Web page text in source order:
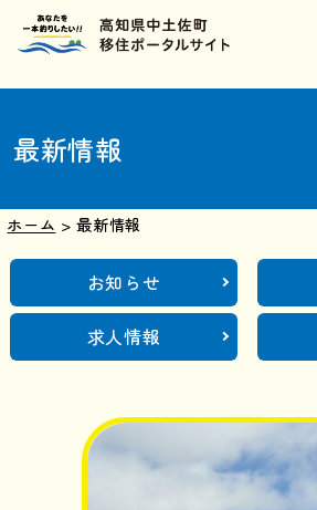
最新情報
ホーム >最新情報
お知らせ
求人情報